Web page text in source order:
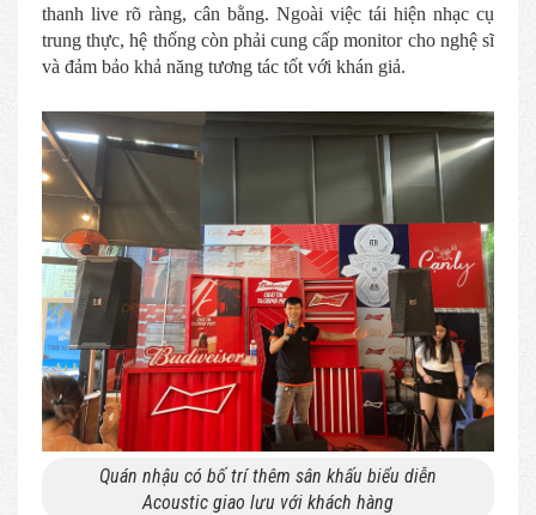
thanh live rõ ràng, cân bằng. Ngoài việc tái hiện nhạc cụ
trung thực, hệ thống còn phải cung cấp monitor cho nghệ sĩ
và đảm bảo khả năng tương tác tốt với khán giả.
Quán nhậu có bố trí thêm sân khấu biểu diễn
Acoustic giao lưu với khách hàng